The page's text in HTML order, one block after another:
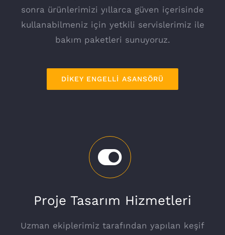
sonra ürünlerimizi yıllarca güven içerisinde
kullanabilmeniz için yetkili servislerimiz ile
bakım paketleri sunuyoruz.
DIKEY ENGELLI ASANSÖRÜ
Proje Tasarım Hizmetleri
Uzman ekiplerimiz tarafından yapılan keşif